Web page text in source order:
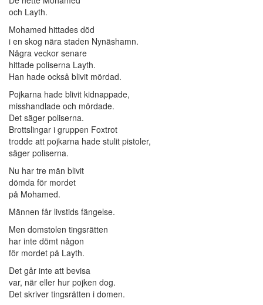
och Layth.
Mohamed hittades död
i en skog nära staden Nynäshamn.
Några veckor senare
hittade poliserna Layth.
Han hade också blivit mördad.
Pojkarna hade blivit kidnappade,
misshandlade och mördade.
Det säger poliserna.
Brottslingar i gruppen Foxtrot
trodde att pojkarna hade stulit pistoler,
säger poliserna.
Nu har tre män blivit
dömda för mordet
på Mohamed.
Männen får livstids fängelse.
Men domstolen tingsrätten
har inte dömt någon
för mordet på Layth.
Det går inte att bevisa
var, när eller hur pojken dog.
Det skriver tingsrätten i domen.